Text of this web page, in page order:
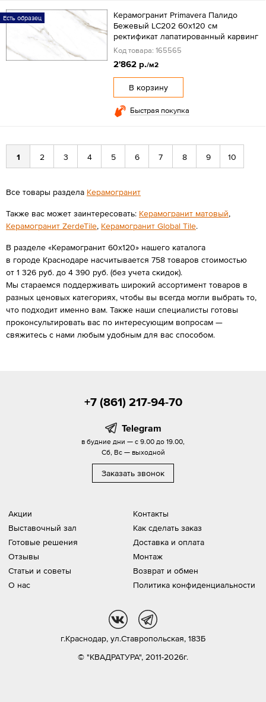
Есть образец
Керамогранит Primavera Палидо
Бежевый LC202 60x120 см
ректификат лапатированный карвинг
Код товара: 165565
2'862 р./м2
В корзину
Быстрая покупка
1 2 3 4 5 6 7 8 9 10
Все товары раздела Керамогранит
Также вас может заинтересовать: Керамогранит матовый,
Керамогранит ZerdeTile, Керамогранит Global Tile.
В разделе «Керамогранит 60x120» нашего каталога
в городе Краснодаре насчитывается 758 товаров стоимостью
от 1 326 руб. до 4 390 руб. (без учета скидок).
Мы стараемся поддерживать широкий ассортимент товаров в
разных ценовых категориях, чтобы вы всегда могли выбрать то,
что подходит именно вам. Также наши специалисты готовы
проконсультировать вас по интересующим вопросам —
свяжитесь с нами любым удобным для вас способом.
Акции
Выставочный зал
Готовые решения
Отзывы
Статьи и советы
О нас
Контакты
Как сделать заказ
Доставка и оплата
Монтаж
Возврат и обмен
Политика конфиденциальности
+7 (861) 217-94-70
Telegram
в будние дни — с 9.00 до 19.00,
Сб, Вс — выходной
Заказать звонок
© "КВАДРАТУРА", 2011-2026г.
г.Краснодар, ул.Ставропольская, 183Б
vk